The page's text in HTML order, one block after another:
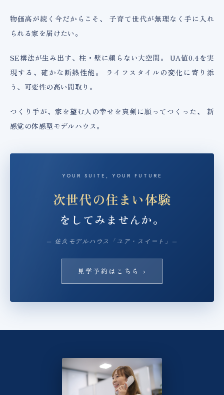
物価高が続く今だからこそ、
子育て世代が無理なく手に入れ
られる家を届けたい。
SE構法が生み出す、柱・壁に頼らない大空間。
UA値0.4を実
現する、確かな断熱性能。
ライフスタイルの変化に寄り添
う、可変性の高い間取り。
つくり手が、家を望む人の幸せを真剣に願ってつくった、
新
感覚の体感型モデルハウス。
YOUR SUITE, YOUR FUTURE
次世代の住まい体験
をしてみませんか。
— 佐久モデルハウス「ユア・スイート」—
見学予約はこちら ›